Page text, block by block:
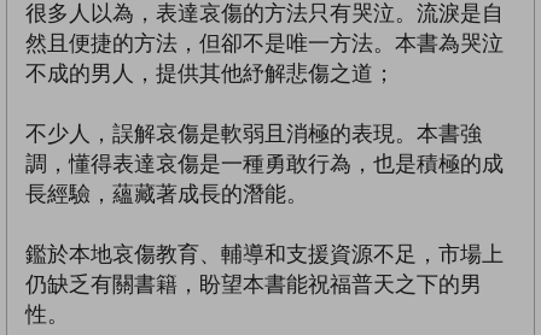
很多人以為，表達哀傷的方法只有哭泣。流淚是自
然且便捷的方法，但卻不是唯一方法。本書為哭泣
不成的男人，提供其他紓解悲傷之道；
不少人，誤解哀傷是軟弱且消極的表現。本書強
調，懂得表達哀傷是一種勇敢行為，也是積極的成
長經驗，蘊藏著成長的潛能。
鑑於本地哀傷教育、輔導和支援資源不足，市場上
仍缺乏有關書籍，盼望本書能祝福普天之下的男
性。